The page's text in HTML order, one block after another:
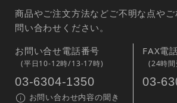
商品やご注文方法などご不明な点や
問い合わせください。
お問い合せ電話番号
(平日10-12時/13-17時)
03-6304-1350
お問い合わせ内容の聞き
FAX電
(24時間
03-